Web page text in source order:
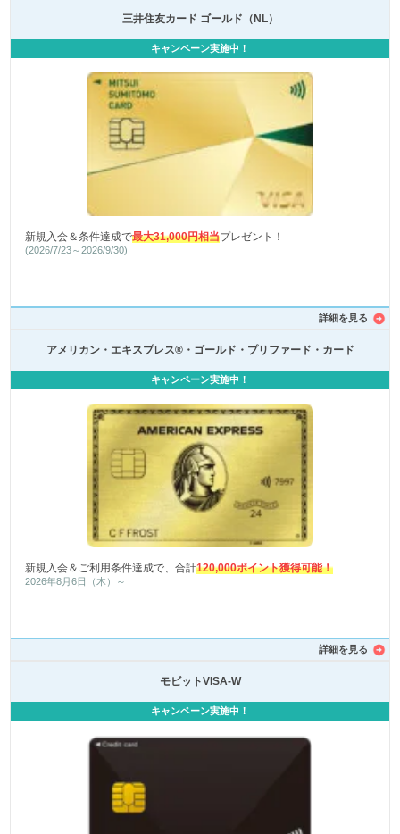
三井住友カード ゴールド（NL）
新規入会＆条件達成で最大31,000円相当プレゼント！
(2026/7/23～2026/9/30)
キャンペーン実施中！
詳細を見る
アメリカン・エキスプレス®・ゴールド・プリファード・カード
新規入会＆ご利用条件達成で、合計120,000ポイント獲得可能！
2026年8月6日（木）～
キャンペーン実施中！
詳細を見る
モビットVISA-W
キャンペーン実施中！